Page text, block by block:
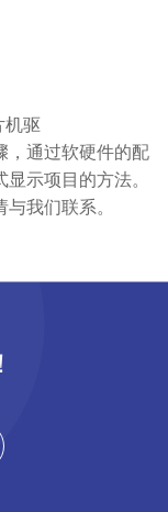
机驱
，通过软硬件的配
示项目的方法。
我们联系。